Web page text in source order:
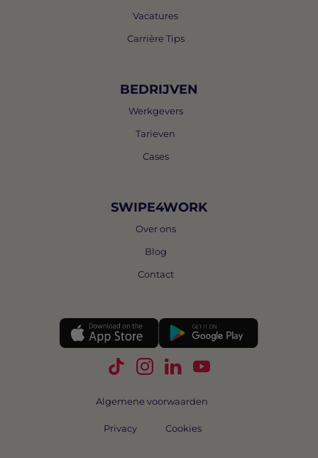
Vacatures
Carrière Tips
BEDRIJVEN
Werkgevers
Tarieven
Cases
SWIPE4WORK
Over ons
Blog
Contact
Volg Swipe4Work op TikTok
Volg Swipe4Work op
Volg Swipe4Work op
Volg Swipe4Work
Algemene voorwaarden
Privacy Cookies